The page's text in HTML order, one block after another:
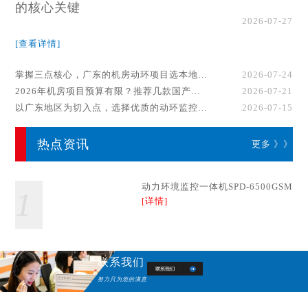
的核心关键
2026-07-27
[查看详情]
掌握三点核心，广东的机房动环项目选本地厂家事半功倍！
2026-07-24
2026年机房项目预算有限？推荐几款国产动环监控系统品牌
2026-07-21
以广东地区为切入点，选择优质的动环监控系统厂家
2026-07-15
热点资讯 更多 》》
动力环境监控一体机SPD-6500GSM
[详情]
联系我们
努力只为您的满意